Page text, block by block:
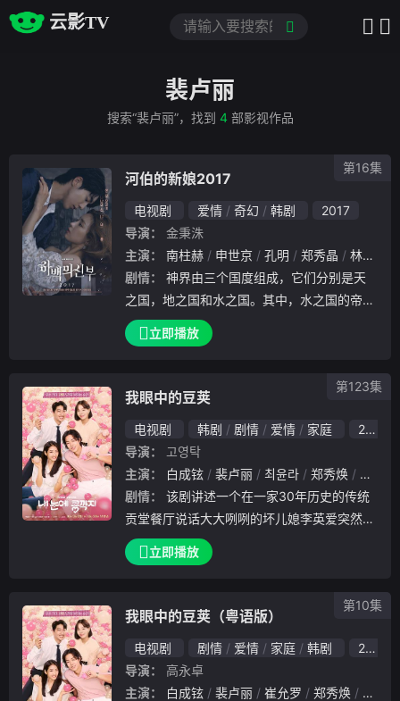
云影TV
裴卢丽
搜索“裴卢丽”，找到 4部影视作品
河伯的新娘2017
电视剧 爱情 奇幻 韩剧
2017
导演：
金秉洙
主演：
南柱赫 申世京 孔明 郑秀晶 林周焕
剧情：
之国，地之国和水之国。其中，水之国的帝王
拥有着统治三国的权利，他手中掌握着的由三
枚神石制成的玉玺，代表了他至高无上的地位
之国忽然
立即播放
第16集
我眼中的豆荚
电视剧 韩剧 剧情 爱情 家庭
2022
导演：
고영탁
主演：
白成铉 裴卢丽 최윤라 郑秀焕
李豪宰
剧情：
贡堂餐厅说话大大咧咧的坏儿媳李英爱突然某
一天成为了单亲母亲，再次追逐爱情而再婚的
爱情罗曼史以及和她周围其他家庭磕磕绊绊的
立即播放
第123集
我眼中的豆荚（粤语版）
电视剧 剧情 爱情 家庭 韩剧
2022
导演：
高永卓
主演：
白成铉 裴卢丽 崔允罗 郑秀焕
李豪宰
第10集